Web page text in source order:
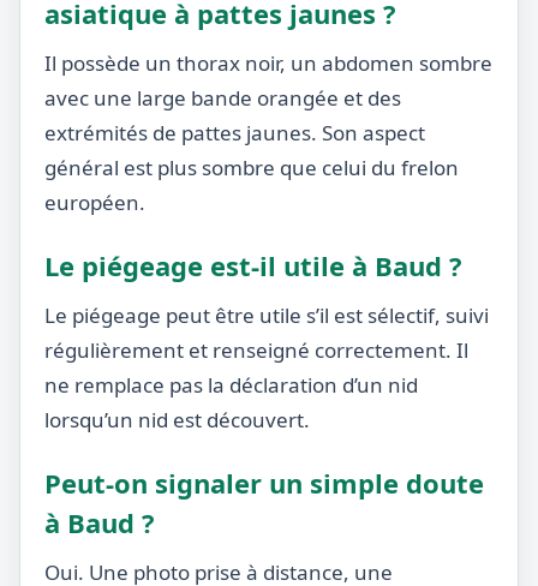
asiatique à pattes jaunes ?
Il possède un thorax noir, un abdomen sombre
avec une large bande orangée et des
extrémités de pattes jaunes. Son aspect
général est plus sombre que celui du frelon
européen.
Le piégeage est-il utile à Baud ?
Le piégeage peut être utile s’il est sélectif, suivi
régulièrement et renseigné correctement. Il
ne remplace pas la déclaration d’un nid
lorsqu’un nid est découvert.
Peut-on signaler un simple doute
à Baud ?
Oui. Une photo prise à distance, une